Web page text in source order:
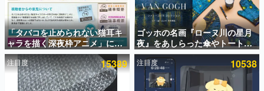
ゲームの企画書
名作ゲームクリエイターの方々に製作時のエピソードをお
聞きし、ヒットする企画（ゲーム）とは何か？を探ってい
きます。
赫本
この物語を解いてはいけない。『赫本』は、〈試験問題〉
の形をした短編ホラー小説集です。
「タバコを止められない猫耳キ
ャラを描く深夜枠アニメ」に視
聴者の一部から批判意見。違法
薬物の使用と思わしき描写も含
めて、BPOが議論を交わす
ゴッホの名画『ローヌ川の星月
夜』をあしらった傘やトートバ
ッグなどが登場。8月7日21時よ
り2日間限定で予約販売
注目度 15389 注目度 10538